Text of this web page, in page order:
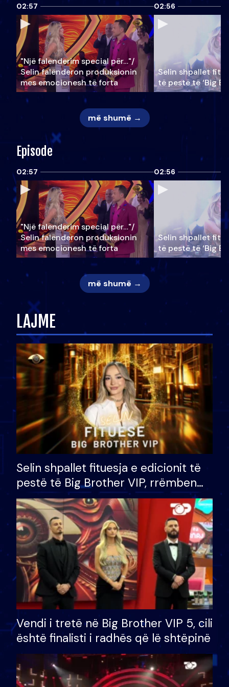
02:57
"Një falenderim special për…"/
Selin falënderon produksionin
mes emocionesh të forta
02:56
Selin shpallet
të pestë të ‘Big
më shumë →
Episode
02:57
"Një falenderim special për…"/
Selin falënderon produksionin
mes emocionesh të forta
02:56
Selin shpallet
të pestë të ‘Big
më shumë →
LAJME
Selin shpallet fituesja e edicionit të
pestë të Big Brother VIP, rrëmben
çmimin e madh prej 100 mijë eurosh
Vendi i tretë në Big Brother VIP 5, cili
është finalisti i radhës që lë shtëpinë